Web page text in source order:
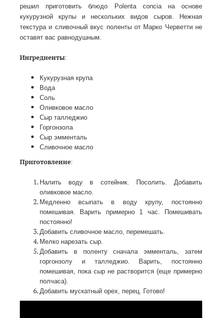
решил приготовить блюдо Polenta concia на основе
кукурузной крупы и нескольких видов сыров. Нежная
текстура и сливочный вкус поленты от Марко Черветти не
оставят вас равнодушным.
Ингредиенты:
Кукурузная крупа
Вода
Соль
Оливковое масло
Сыр талледжио
Горгонзола
Сыр эмменталь
Сливочное масло
Приготовление:
Налить воду в сотейник. Посолить. Добавить
оливковое масло.
Медленно всыпать в воду крупу, постоянно
помешивая. Варить примерно 1 час. Помешивать
постоянно!
Добавить сливочное масло, перемешать.
Мелко нарезать сыр.
Добавить в поленту сначала эмменталь, затем
горгонзолу и талледжио. Варить, постоянно
помешивая, пока сыр не растворится (еще примерно
полчаса).
Добавить мускатный орех, перец. Готово!